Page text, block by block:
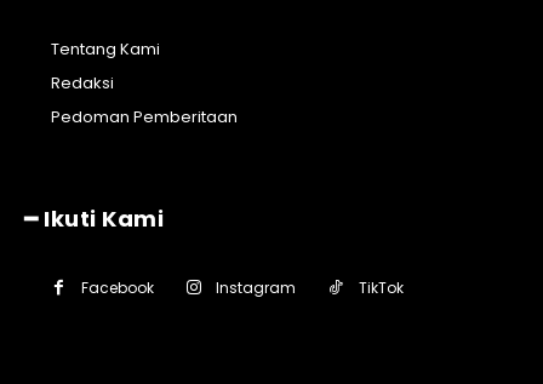
Tentang Kami
Redaksi
Pedoman Pemberitaan
━ Ikuti Kami
Facebook Instagram TikTok